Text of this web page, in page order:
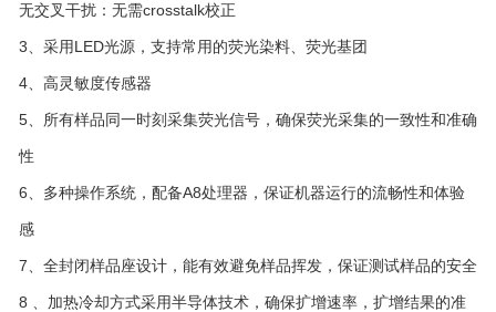
无交叉干扰：无需crosstalk校正
3、采用LED光源，支持常用的荧光染料、荧光基团
4、高灵敏度传感器
5、所有样品同一时刻采集荧光信号，确保荧光采集的一致性和准确
性
6、多种操作系统，配备A8处理器，保证机器运行的流畅性和体验
感
7、全封闭样品座设计，能有效避免样品挥发，保证测试样品的安全
8 、加热冷却方式采用半导体技术，确保扩增速率，扩增结果的准